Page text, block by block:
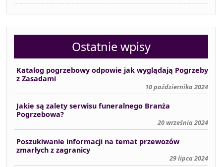
Ostatnie wpisy
Katalog pogrzebowy odpowie jak wyglądają Pogrzeby
z Zasadami
10 października 2024
Jakie są zalety serwisu funeralnego Branża
Pogrzebowa?
20 września 2024
Poszukiwanie informacji na temat przewozów
zmarłych z zagranicy
29 lipca 2024